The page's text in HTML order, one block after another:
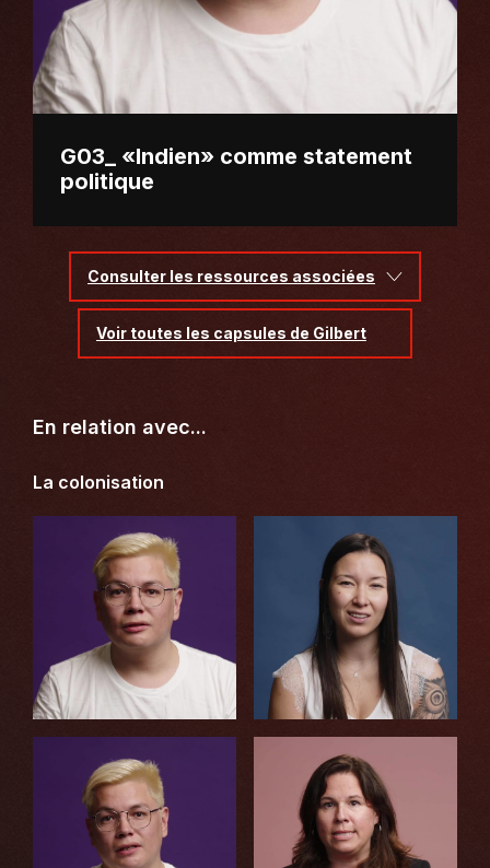
G03_ «Indien» comme statement
politique
Consulter les ressources associées
Voir toutes les capsules de Gilbert
En relation avec...
La colonisation